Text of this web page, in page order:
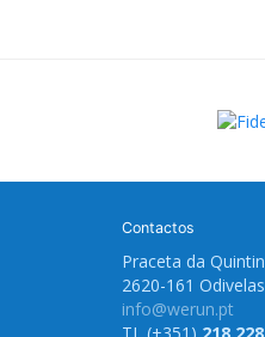
Contactos
Praceta da
2620-161 Odivelas
info@werun.pt